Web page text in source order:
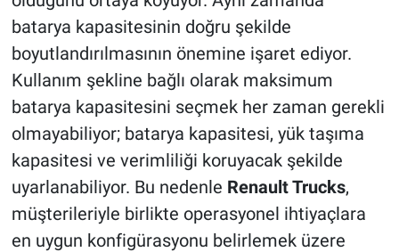
batarya kapasitesinin doğru şekilde
boyutlandırılmasının önemine işaret ediyor.
Kullanım şekline bağlı olarak maksimum
batarya kapasitesini seçmek her zaman gerekli
olmayabiliyor; batarya kapasitesi, yük taşıma
kapasitesi ve verimliliği koruyacak şekilde
uyarlanabiliyor. Bu nedenle Renault Trucks,
müşterileriyle birlikte operasyonel ihtiyaçlara
en uygun konfigürasyonu belirlemek üzere